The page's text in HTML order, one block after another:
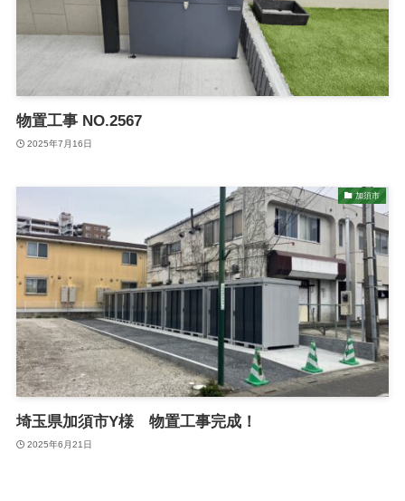
物置工事 NO.2567
2025年7月16日
加須市
埼玉県加須市Y様 物置工事完成！
2025年6月21日